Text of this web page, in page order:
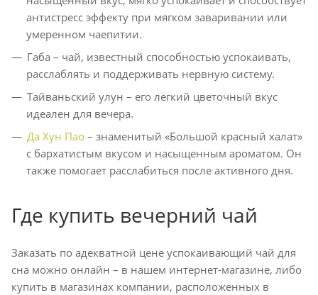
антистресс эффекту при мягком заваривании или
умеренном чаепитии.
Габа – чай, известный способностью успокаивать,
расслаблять и поддерживать нервную систему.
Тайваньский улун – его лёгкий цветочный вкус
идеален для вечера.
Да Хун Пао – знаменитый «Большой красный халат»
с бархатистым вкусом и насыщенным ароматом. Он
также помогает расслабиться после активного дня.
Где купить вечерний чай
Заказать по адекватной цене успокаивающий чай для
сна можно онлайн – в нашем интернет-магазине, либо
купить в магазинах компании, расположенных в